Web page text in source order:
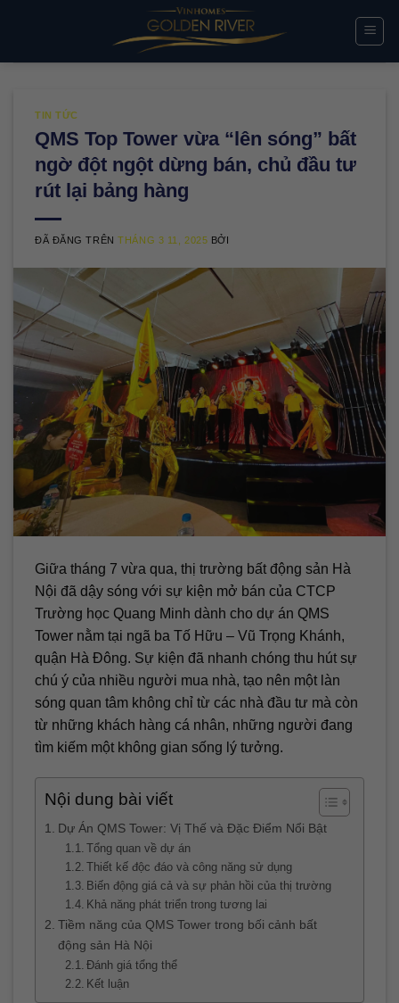
TIN TỨC
QMS Top Tower vừa “lên sóng” bất
ngờ đột ngột dừng bán, chủ đầu tư
rút lại bảng hàng
ĐÃ ĐĂNG TRÊNTHÁNG 3 11, 2025 BỞI
Giữa tháng 7 vừa qua, thị trường bất động sản Hà
Nội đã dậy sóng với sự kiện mở bán của CTCP
Trường học Quang Minh dành cho dự án QMS
Tower nằm tại ngã ba Tố Hữu – Vũ Trọng Khánh,
quận Hà Đông. Sự kiện đã nhanh chóng thu hút sự
chú ý của nhiều người mua nhà, tạo nên một làn
sóng quan tâm không chỉ từ các nhà đầu tư mà còn
từ những khách hàng cá nhân, những người đang
tìm kiếm một không gian sống lý tưởng.
Nội dung bài viết
Dự Án QMS Tower: Vị Thế và Đặc Điểm Nổi Bật
Tổng quan về dự án
Thiết kế độc đáo và công năng sử dụng
Biến động giá cả và sự phản hồi của thị trường
Khả năng phát triển trong tương lai
Tiềm năng của QMS Tower trong bối cảnh bất
động sản Hà Nội
Đánh giá tổng thể
Kết luận